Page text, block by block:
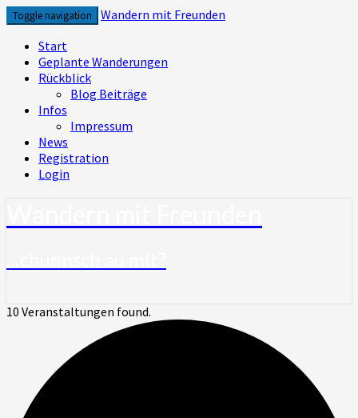
Skip
to
content
Toggle navigation
Wandern mit Freunden
Start
Geplante Wanderungen
Rückblick
Blog Beiträge
Infos
Impressum
News
Registration
Login
10 Veranstaltungen found.